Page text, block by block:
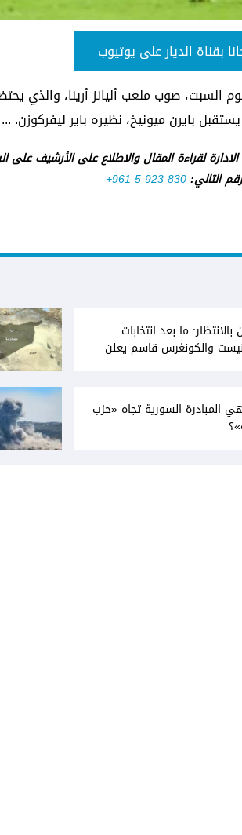
بقناة الديار على يوتيوب
السبت، صوب ملعب أليانز أرينا، والذي
يستقبل بايرن ميونيخ، نظيره باير ليفركوزن. ...
لقراءة المقال والاطلاع على الأرشيف على
التالي:+961 5 923 830
بالانتظار: ما بعد انتخابات
والكونغرس قاسم يعلن
المبادرة السورية تجاه «حزب